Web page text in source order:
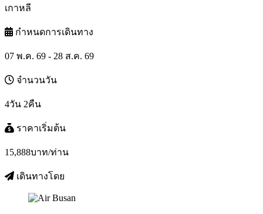
เกาหลี
กำหนดการเดินทาง
07 พ.ค. 69 - 28 ส.ค. 69
จำนวนวัน
4วัน 2คืน
ราคาเริ่มต้น
15,888บาท/ท่าน
เดินทางโดย